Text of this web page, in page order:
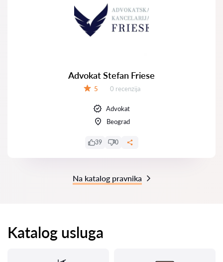
Advokat Stefan Friese
5 Recenzija:
0 recenzija
Advokat
Beograd
39 0
Na katalog pravnika
Katalog usluga